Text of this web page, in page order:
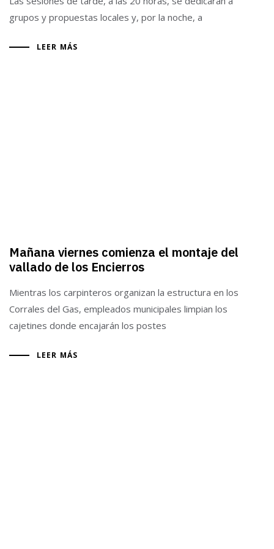
grupos y propuestas locales y, por la noche, a
LEER MÁS
Mañana viernes comienza el montaje del
vallado de los Encierros
Mientras los carpinteros organizan la estructura en los
Corrales del Gas, empleados municipales limpian los
cajetines donde encajarán los postes
LEER MÁS